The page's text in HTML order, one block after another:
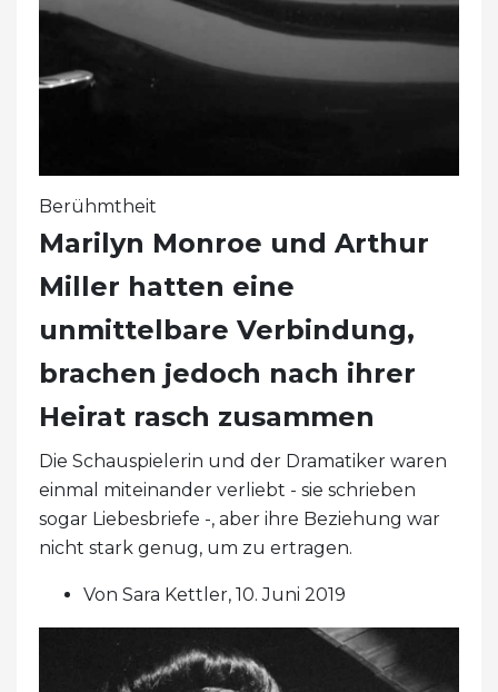
Berühmtheit
Marilyn Monroe und Arthur
Miller hatten eine
unmittelbare Verbindung,
brachen jedoch nach ihrer
Heirat rasch zusammen
Die Schauspielerin und der Dramatiker waren
einmal miteinander verliebt - sie schrieben
sogar Liebesbriefe -, aber ihre Beziehung war
nicht stark genug, um zu ertragen.
Von Sara Kettler, 10. Juni 2019